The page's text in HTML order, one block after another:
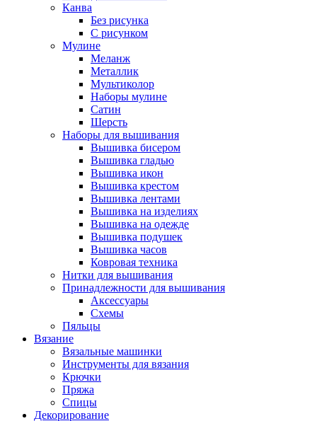
Канва
Без рисунка
С рисунком
Мулине
Меланж
Металлик
Мультиколор
Наборы мулине
Сатин
Шерсть
Наборы для вышивания
Вышивка бисером
Вышивка гладью
Вышивка икон
Вышивка крестом
Вышивка лентами
Вышивка на изделиях
Вышивка на одежде
Вышивка подушек
Вышивка часов
Ковровая техника
Нитки для вышивания
Принадлежности для вышивания
Аксессуары
Схемы
Пяльцы
Вязание
Вязальные машинки
Инструменты для вязания
Крючки
Пряжа
Спицы
Декорирование